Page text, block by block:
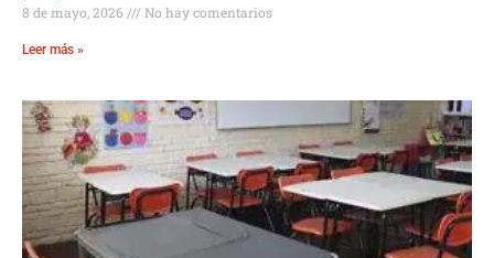
8 de mayo, 2026 No hay comentarios
Leer más »